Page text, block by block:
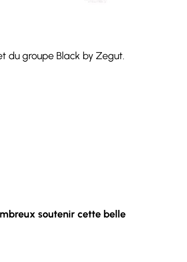
du groupe Black by Zegut.
soutenir cette belle